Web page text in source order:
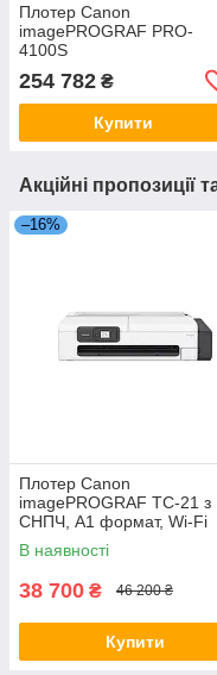
Плотер Canon
imagePROGRAF PRO-
4100S
254 782 ₴
Купити
Акційні пропозиції
–16%
Плотер Canon
imagePROGRAF TC-21 з
СНПЧ, A1 формат, Wi-Fi
В наявності
38 700 ₴ 46 200 ₴
Купити